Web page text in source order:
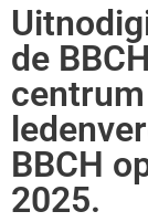
de
BBCH
2025.